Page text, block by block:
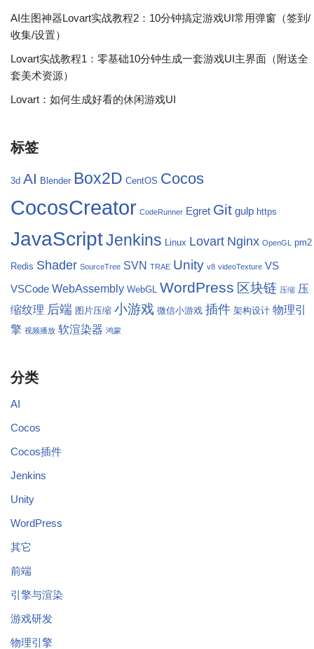
AI生图神器Lovart实战教程2：10分钟搞定游戏UI常用弹窗（签到/
收集/设置）
Lovart实战教程1：零基础10分钟生成一套游戏UI主界面（附送全
套美术资源）
Lovart：如何生成好看的休闲游戏UI
标签
3d AI Blender Box2D CentOS Cocos
CocosCreator CodeRunner Egret Git gulp https
JavaScriptJenkins Linux Lovart Nginx OpenGL pm2
Redis Shader SourceTree SVN TRAE Unity v8 videoTexture VS
VSCode WebAssembly WebGL WordPress 区块链 压缩 压
缩纹理 后端 图片压缩 小游戏 微信小游戏 插件 架构设计 物理引
擎 视频播放 软渲染器 鸿蒙
分类
AI
Cocos
Cocos插件
Jenkins
Unity
WordPress
其它
前端
引擎与渲染
游戏研发
物理引擎